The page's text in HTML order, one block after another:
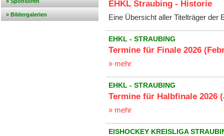
» Bildergalerien
EHKL Straubing - Historie
Eine Übersicht aller Titelträger
EHKL - STRAUBING
Termine für Finale 2026
» mehr
EHKL - STRAUBING
Termine für Halbfinale 2026
» mehr
EISHOCKEY KREISLIGA